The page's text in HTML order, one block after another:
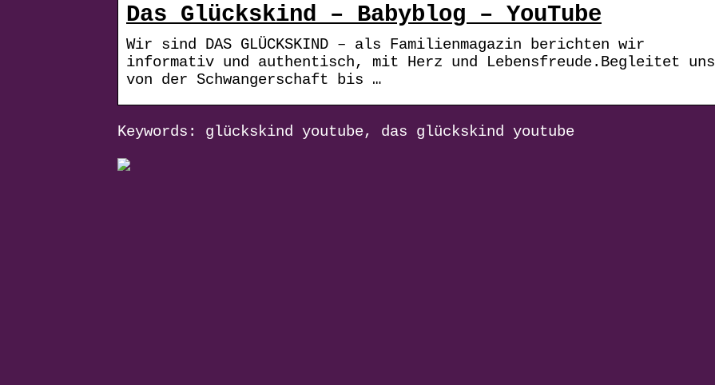
Das Glückskind – Babyblog – YouTube
Wir sind DAS GLÜCKSKIND – als Familienmagazin berichten wir
informativ und authentisch, mit Herz und Lebensfreude.Begleitet uns
von der Schwangerschaft bis …
Keywords: glückskind youtube, das glückskind youtube